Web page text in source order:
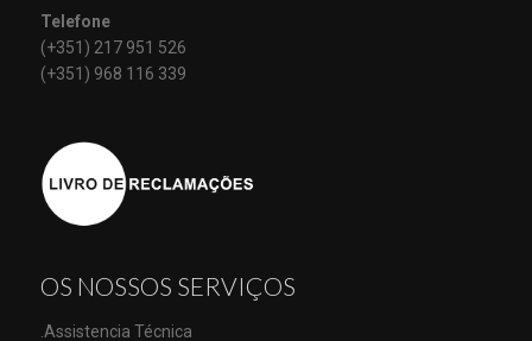
Telefone
(+351) 217 951 526
(+351) 968 116 339
OS NOSSOS SERVIÇOS
.Assistencia Técnica